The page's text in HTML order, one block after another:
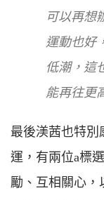
可以再想
運動也好
低潮，這
能再往更
最後渼茜也特別
運，有兩位a標
勵、互相關心，